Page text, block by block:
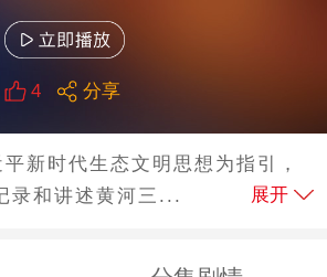
4 分享
新时代生态文明思想为指引，
录和讲述黄河三...
展开